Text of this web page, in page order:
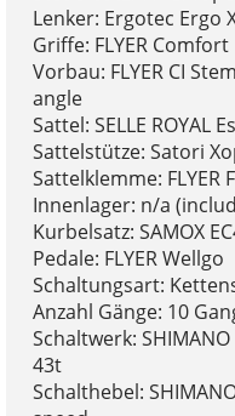
Lenker: Ergotec Ergo
Griffe: FLYER Comfort
Vorbau: FLYER CI
angle
Sattel: SELLE ROYAL
Sattelstütze: Satori
Sattelklemme: FLYER
Innenlager: n/a
Kurbelsatz: SAMOX
Pedale: FLYER Wellgo
Schaltungsart:
Anzahl Gänge: 10
Schaltwerk:
43t
Schalthebel: